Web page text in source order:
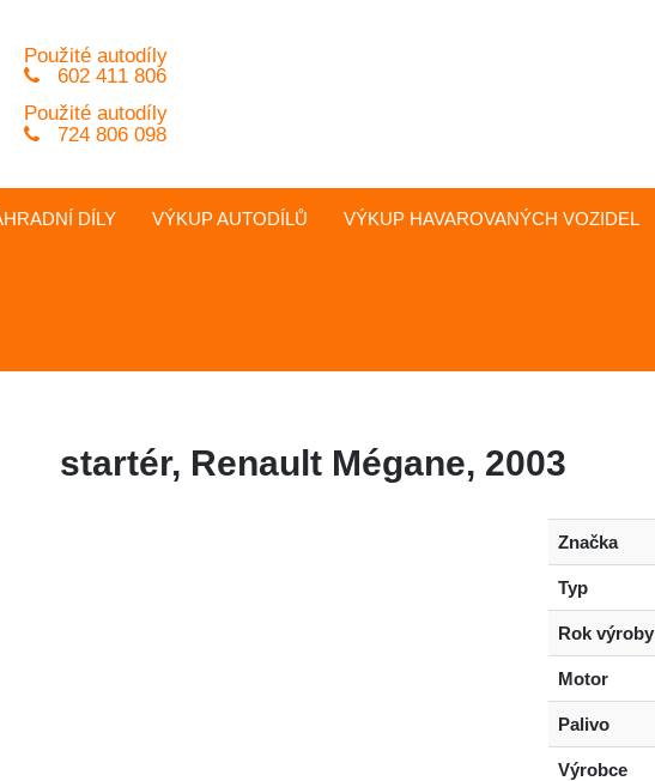
Použité autodíly
602 411 806
Použité autodíly
724 806 098
DÍLY VÝKUP AUTODÍLŮ VÝKUP HAVAROVANÝCH VOZIDEL
startér, Renault Mégane, 2003
Značka
Typ
Rok výroby
Motor
Palivo
Výrobce